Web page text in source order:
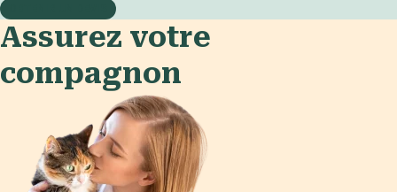
Assurez votre
compagnon